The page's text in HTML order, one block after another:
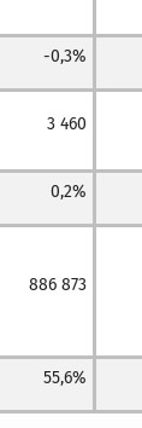
-0,3%
3 460
0,2%
886 873
55,6%